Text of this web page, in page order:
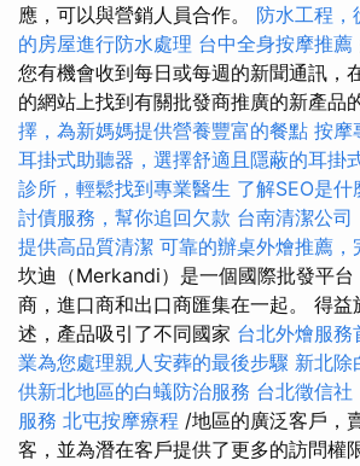
應，可以與營銷人員合作。 防水工程，
的房屋進行防水處理 台中全身按摩推薦
您有機會收到每日或每週的新聞通訊，
的網站上找到有關批發商推廣的新產品
擇，為新媽媽提供營養豐富的餐點 按摩
耳掛式助聽器，選擇舒適且隱蔽的耳掛
診所，輕鬆找到專業醫生 了解SEO是
討債服務，幫你追回欠款 台南清潔公司
提供高品質清潔 可靠的辦桌外燴推薦，
坎迪（Merkandi）是一個國際批發平台
商，進口商和出口商匯集在一起​​。 得益
述，產品吸引了不同國家 台北外燴服務
業為您處理親人安葬的最後步驟 新北除
供新北地區的白蟻防治服務 台北徵信社
服務 北屯按摩療程 /地區的廣泛客戶，
客，並為潛在客戶提供了更多的訪問權